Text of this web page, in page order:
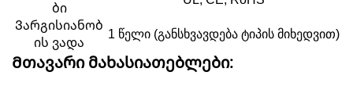
ბი
Ვარგისიანობ
ის ვადა
1 წელი (განსხვავდება ტიპის მიხედვით)
Მთავარი მახასიათებლები: